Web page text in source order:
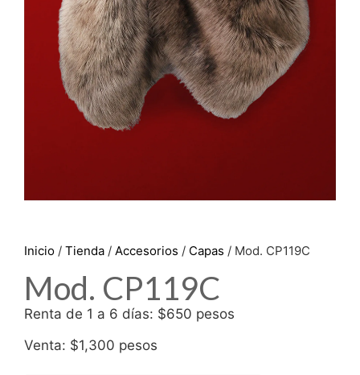
Inicio / Tienda / Accesorios / Capas / Mod. CP119C
Mod. CP119C
Renta de 1 a 6 días: $650 pesos
Venta: $1,300 pesos